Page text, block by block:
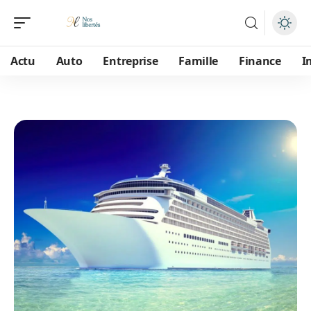
Actu Auto Entreprise Famille Finance